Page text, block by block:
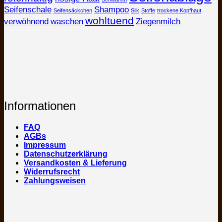
Seifenschale Seifensäckchen Shampoo Silk Stoffe trockene Kopfhaut
verwöhnend waschen wohltuend Ziegenmilch
Informationen
FAQ
AGBs
Impressum
Datenschutzerklärung
Versandkosten & Lieferung
Widerrufsrecht
Zahlungsweisen